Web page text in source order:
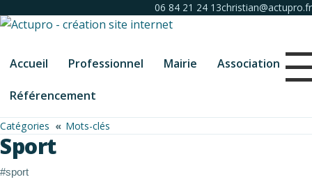
06 84 21 24 13christian@actupro.fr
Accueil Professionnel Mairie Association
Référencement
Catégories Mots-clés
Sport
#sport